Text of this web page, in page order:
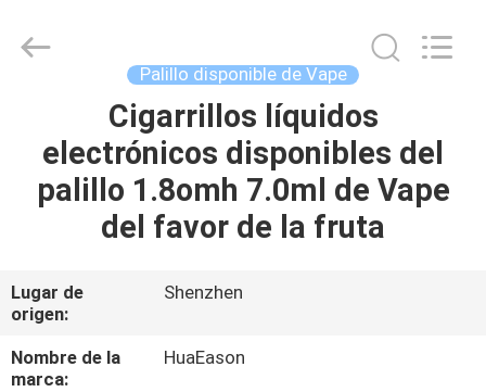
PRODUCTOS
SOBRE
NOSOTROS
Proveedor.
Copyright
Developed
Palillo disponible de Vape
Cigarrillos líquidos
electrónicos disponibles del
palillo 1.8omh 7.0ml de Vape
del favor de la fruta
Lugar de
origen:
Shenzhen
Nombre de la
marca:
HuaEason